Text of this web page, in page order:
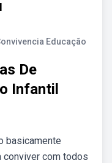
Educação
De
Infantil
basicamente
conviver com todos